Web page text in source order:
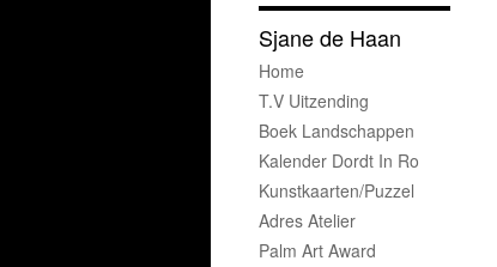
Sjane de Haan
Home
T.v Uitzending
Boek Landschappen
Kalender Dordt In Ro
Kunstkaarten/puzzel
Adres Atelier
Palm Art Award